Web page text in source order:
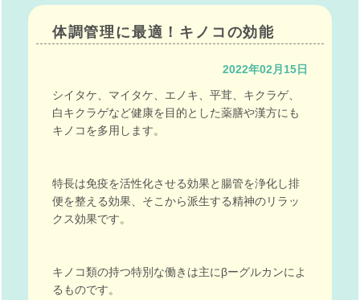
体調管理に最適！キノコの効能
2022年02月15日
シイタケ、マイタケ、エノキ、平茸、キクラゲ、
白キクラゲなど健康を目的とした薬膳や漢方にも
キノコを多用します。
特長は免疫を活性化させる効果と腸管を浄化し排
便を整える効果、そこから派生する精神のリラッ
クス効果です。
キノコ類の持つ特別な働きは主にβーグルカンによ
るものです。